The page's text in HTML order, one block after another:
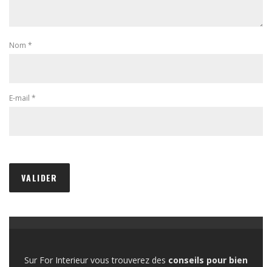
Nom *
E-mail *
Sur For Interieur vous trouverez des conseils pour bien